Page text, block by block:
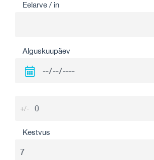
Eelarve / in
Alguskuupäev
+/-
Kestvus